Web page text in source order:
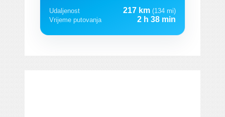
Udaljenost 217 km (134 mi)
Vrijeme putovanja
2 h 38 min